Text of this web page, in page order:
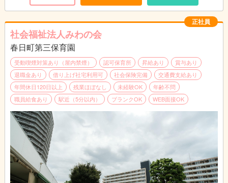
正社員
社会福祉法人みわの会
春日町第三保育園
受動喫煙対策あり（屋内禁煙） 認可保育所 昇給あり
賞与あり
退職金あり
借り上げ社宅利用可 社会保険完備
交通費支給あり
年間休日120日以上
残業ほぼなし 未経験OK
年齢不問
職員給食あり
駅近（5分以内） ブランクOK WEB面接OK